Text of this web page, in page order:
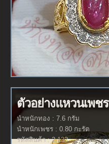
ตัวอย่างแหวนเพชร
นำหนักทอง : 7.6 กรัม
นำหนักเพชร : 0.80 กะรัต
รหัสสินค้า : 2-133